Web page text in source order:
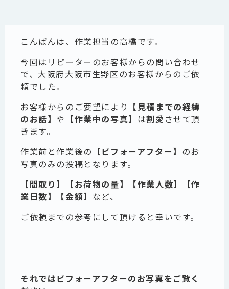
こんばんは、作業担当の高橋です。
今回はリピーターのお客様からの問い合わせ
で、大阪府大阪市生野区のお客様からのご依
頼でした。
お客様からのご要望により 【見積までの経緯
のお話】や 【作業中の写真】 は割愛させて頂
きます。
作業前と作業後の 【ビフォーアフター】 のお
写真のみの投稿となります。
【間取り】【お荷物の量】【作業人数】【作
業日数】【金額】 など、
ご依頼までの参考にして頂けると幸いです。
それではビフォーアフターのお写真をご覧く